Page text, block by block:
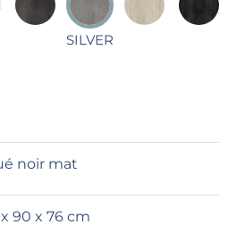
SILVER
noir mat
x 90 x 76 cm